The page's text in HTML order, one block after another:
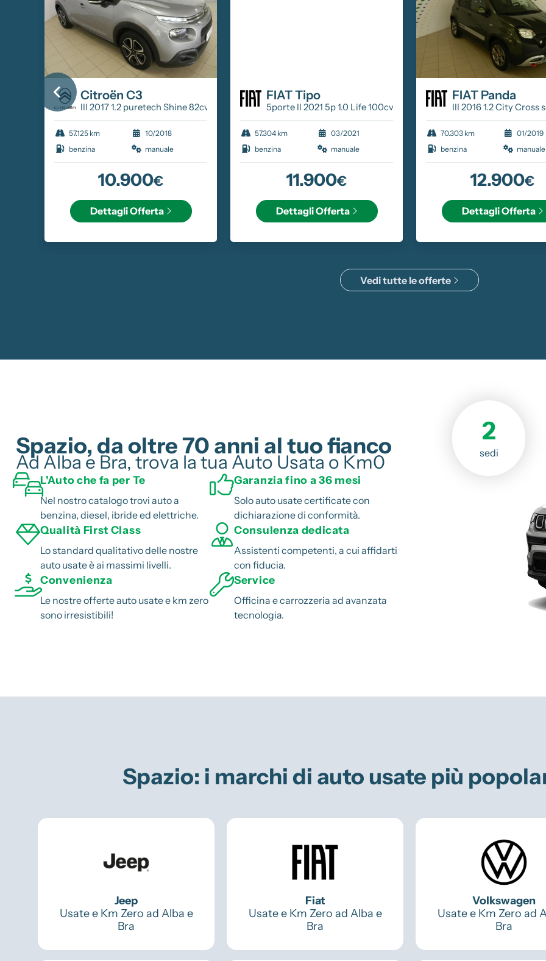
econext Gpl 73cv
CitroënC3
III 2017 1.2 puretech Shine 82cv
57.125 km
10/2018
benzina
manuale
10.900€
DettagliOfferta
FIATTipo
5porte II 2021 5p 1.0 Life 100cv
57.304 km
03/2021
benzina
manuale
11.900€
DettagliOfferta
FIAT Panda
III 2016 1.2 City Cross
70.303 km
01/2019
benzina
manuale
12.900€
DettagliOfferta
Vedi tutte le offerte
Spazio, da oltre 70 anni al tuo fianco
Ad Alba e Bra, trova la tua Auto Usata o Km0
L'Auto che fa per Te
Nel nostro catalogo trovi auto a
benzina, diesel, ibride ed elettriche.
Garanzia fino a 36 mesi
Solo auto usate certificate con
dichiarazione di conformità.
Qualità First Class
Lo standard qualitativo delle nostre
auto usate è ai massimi livelli.
Consulenza dedicata
Assistenti competenti, a cui affidarti
con fiducia.
Convenienza
Le nostre offerte auto usate e km zero
sono irresistibili!
Service
Officina e carrozzeria ad avanzata
tecnologia.
2
sedi
Spazio: i marchi di auto usate più
Jeep
Usate e Km Zero ad Alba e
Bra
Fiat
Usate e Km Zero ad Alba e
Bra
Volkswagen
Usate e Km Zero ad
Bra